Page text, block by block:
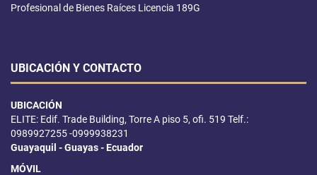
Profesional de Bienes Raíces Licencia 189G
UBICACIÓN Y CONTACTO
UBICACIÓN
ELITE: Edif. Trade Building, Torre A piso 5, ofi. 519 Telf.:
0989927255 -0999938231
Guayaquil - Guayas - Ecuador
MÓVIL